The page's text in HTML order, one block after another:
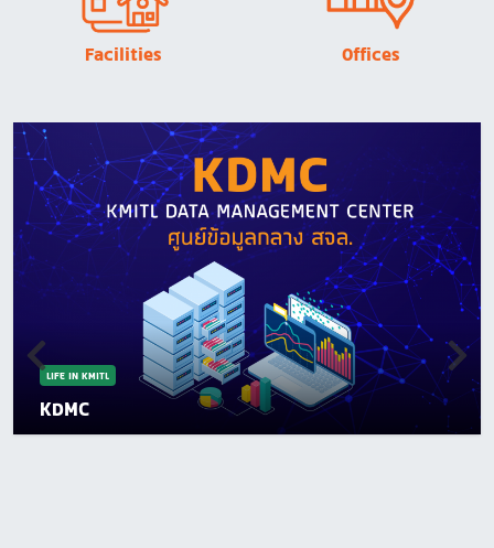
Facilities Offices
LIFE IN KMITL
KDMC